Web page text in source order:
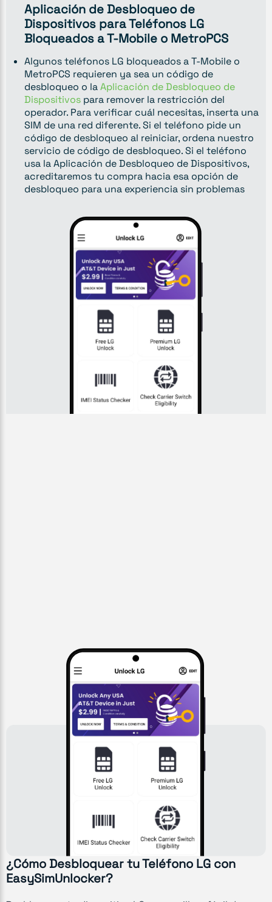
Aplicación de Desbloqueo de
Dispositivos para Teléfonos LG
Bloqueados a T-Mobile o MetroPCS
Algunos teléfonos LG bloqueados a T-Mobile o
MetroPCS requieren ya sea un código de
desbloqueo o laAplicación de Desbloqueo de
Dispositivos para remover la restricción del
operador. Para verificar cuál necesitas, inserta una
SIM de una red diferente. Si el teléfono pide un
código de desbloqueo al reiniciar, ordena nuestro
servicio de código de desbloqueo. Si el teléfono
usa la Aplicación de Desbloqueo de Dispositivos,
acreditaremos tu compra hacia esa opción de
desbloqueo para una experiencia sin problemas
¿Cómo Desbloquear tu Teléfono LG con
EasySimUnlocker?